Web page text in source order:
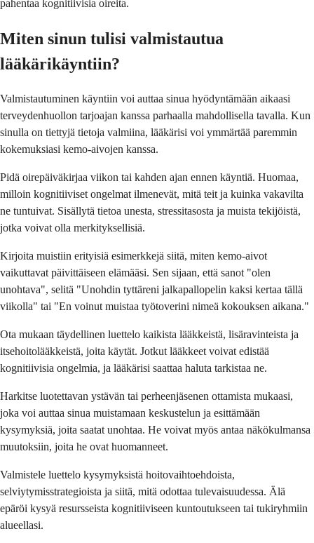
pahentaa kognitiivisia oireita.
Miten sinun tulisi valmistautua
lääkärikäyntiin?
Valmistautuminen käyntiin voi auttaa sinua hyödyntämään aikaasi
terveydenhuollon tarjoajan kanssa parhaalla mahdollisella tavalla. Kun
sinulla on tiettyjä tietoja valmiina, lääkärisi voi ymmärtää paremmin
kokemuksiasi kemo-aivojen kanssa.
Pidä oirepäiväkirjaa viikon tai kahden ajan ennen käyntiä. Huomaa,
milloin kognitiiviset ongelmat ilmenevät, mitä teit ja kuinka vakavilta
ne tuntuivat. Sisällytä tietoa unesta, stressitasosta ja muista tekijöistä,
jotka voivat olla merkityksellisiä.
Kirjoita muistiin erityisiä esimerkkejä siitä, miten kemo-aivot
vaikuttavat päivittäiseen elämääsi. Sen sijaan, että sanot "olen
unohtava", selitä "Unohdin tyttäreni jalkapallopelin kaksi kertaa tällä
viikolla" tai "En voinut muistaa työtoverini nimeä kokouksen aikana."
Ota mukaan täydellinen luettelo kaikista lääkkeistä, lisäravinteista ja
itsehoitolääkkeistä, joita käytät. Jotkut lääkkeet voivat edistää
kognitiivisia ongelmia, ja lääkärisi saattaa haluta tarkistaa ne.
Harkitse luotettavan ystävän tai perheenjäsenen ottamista mukaasi,
joka voi auttaa sinua muistamaan keskustelun ja esittämään
kysymyksiä, joita saatat unohtaa. He voivat myös antaa näkökulmansa
muutoksiin, joita he ovat huomanneet.
Valmistele luettelo kysymyksistä hoitovaihtoehdoista,
selviytymisstrategioista ja siitä, mitä odottaa tulevaisuudessa. Älä
epäröi kysyä resursseista kognitiiviseen kuntoutukseen tai tukiryhmiin
alueellasi.